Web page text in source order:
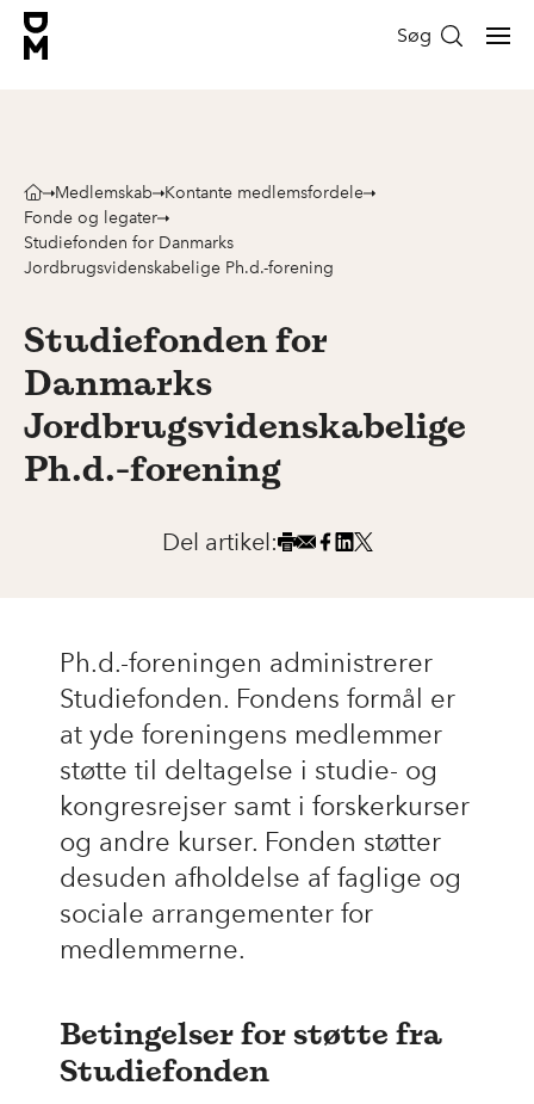
Søg
Medlemskab
Kontante medlemsfordele
Fonde og legater
Studiefonden for Danmarks
Jordbrugsvidenskabelige Ph.d.-forening
Studiefonden for
Danmarks
Jordbrugsvidenskabelige
Ph.d.-forening
Del artikel:
Ph.d.-foreningen administrerer
Studiefonden. Fondens formål er
at yde foreningens medlemmer
støtte til deltagelse i studie- og
kongresrejser samt i forskerkurser
og andre kurser. Fonden støtter
desuden afholdelse af faglige og
sociale arrangementer for
medlemmerne.
Betingelser for støtte fra
Studiefonden